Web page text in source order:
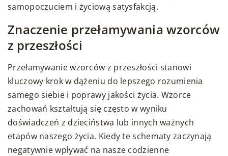
samopoczuciem i życiową satysfakcją.
Znaczenie przełamywania wzorców
z przeszłości
Przełamywanie wzorców z przeszłości stanowi
kluczowy krok w dążeniu do lepszego rozumienia
samego siebie i poprawy jakości życia. Wzorce
zachowań kształtują się często w wyniku
doświadczeń z dzieciństwa lub innych ważnych
etapów naszego życia. Kiedy te schematy zaczynają
negatywnie wpływać na nasze codzienne